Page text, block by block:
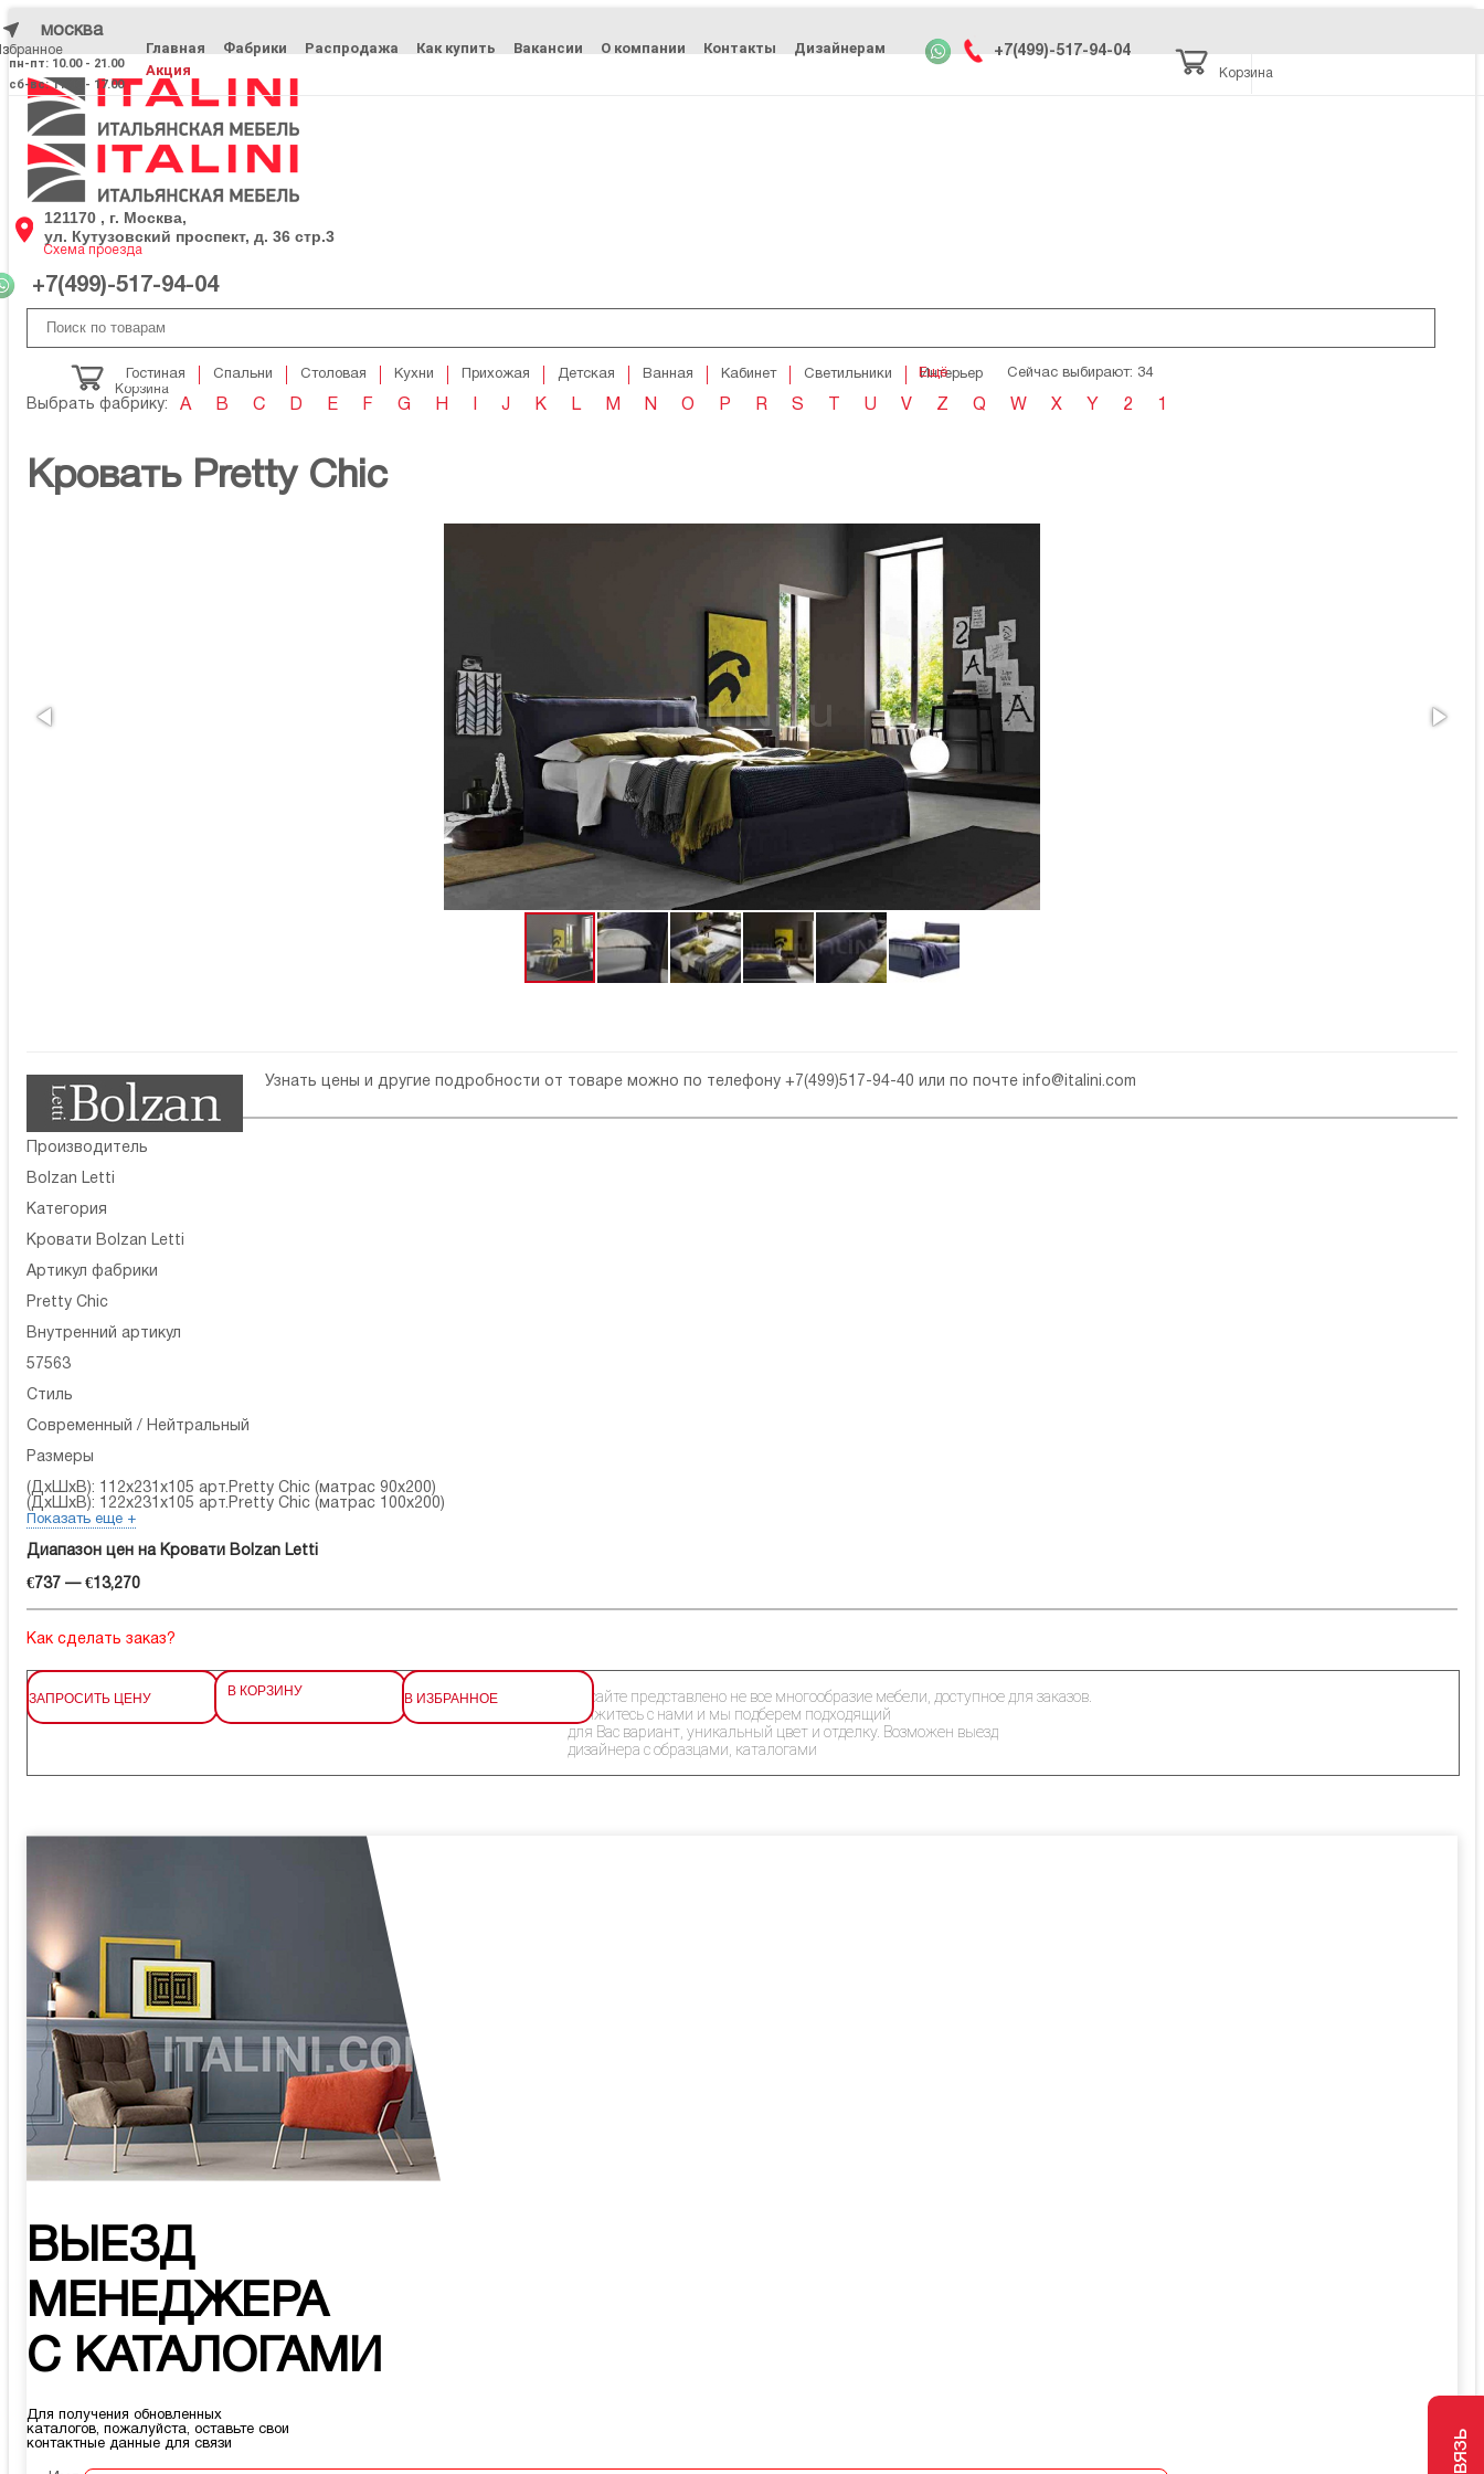
москва
пн-пт: 10.00 - 21.00
сб-вс: 11.00 - 17.00
Главная Фабрики Распродажа Как купить Вакансии О компании Контакты
Дизайнерам
Акция
+7(499)-517-94-04
Корзина
121170 , г. Москва,
ул. Кутузовский проспект, д. 36 стр.3
Схема проезда
+7(499)-517-94-04
Корзина
Ещё
Гостиная Спальни Столовая Кухни Прихожая Детская Ванная Кабинет Светильники Интерьер Сейчас выбирают: 34
Выбрать фабрику: A B C D E F G H J K L M N O P R S U V Z Q W X Y 2 1
Кровать Pretty Chic
Узнать цены и другие подробности от товаре можно по телефону +7(499)517-94-40 или по почте info@italini.com
Производитель
Bolzan Letti
Категория
Кровати Bolzan Letti
Артикул фабрики
Pretty Chic
Внутренний артикул
57563
Стиль
Современный / Нейтральный
Размеры
(ДхШхВ): 112x231x105 арт.Pretty Chic (матрас 90х200)
(ДхШхВ): 122x231x105 арт.Pretty Chic (матрас 100х200)
Показать еще +
Диапазон цен на Кровати Bolzan Letti
€737 — €13,270
Как сделать заказ?
ЗАПРОСИТЬ ЦЕНУ В КОРЗИНУ В ИЗБРАННОЕ
На сайте представлено не все многообразие мебели, доступное для заказов.
Свяжитесь с нами и мы подберем подходящий
для Вас вариант, уникальный цвет и отделку. Возможен выезд
дизайнера с образцами, каталогами
ВЫЕЗД
МЕНЕДЖЕРА
С КАТАЛОГАМИ
Для получения обновленных
каталогов, пожалуйста, оставьте свои
контактные данные для связи